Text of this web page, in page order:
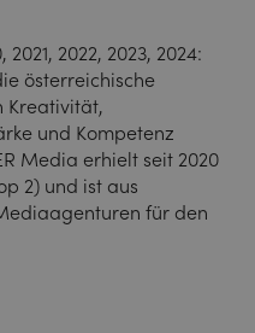
2022, 2023, 2024:
österreichische
Kreativität,
und Kompetenz
Media erhielt seit 2020
2) und ist aus
für den